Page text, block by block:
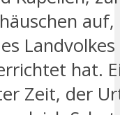
hat.
Zeit, der